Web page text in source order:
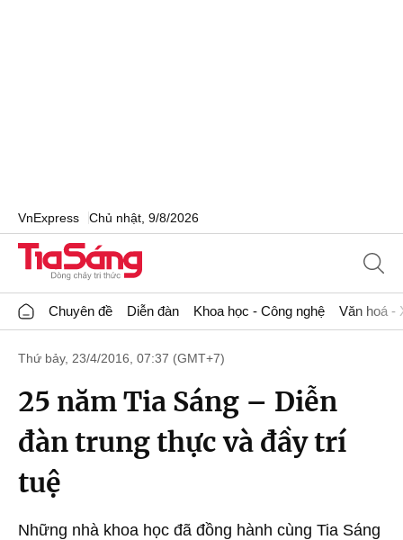
VnExpress Chủ nhật, 9/8/2026
Chuyên đề Diễn đàn Khoa học - Công nghệ Văn hoá -
Thứ bảy, 23/4/2016, 07:37 (GMT+7)
25 năm Tia Sáng – Diễn
đàn trung thực và đầy trí
tuệ
Những nhà khoa học đã đồng hành cùng Tia Sáng